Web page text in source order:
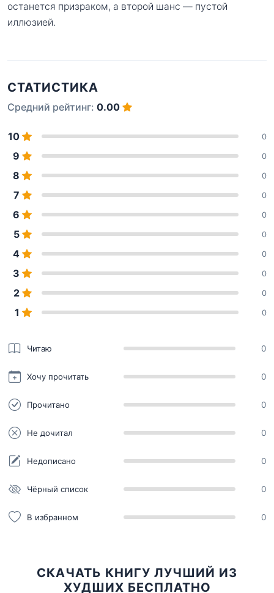
останется призраком, а второй шанс — пустой
иллюзией.
СТАТИСТИКА
Средний рейтинг: 0.00
10 0
9 0
8 0
7 0
6 0
5 0
4 0
3 0
2 0
1 0
Читаю 0
Хочу прочитать 0
Прочитано 0
Не дочитал 0
Недописано 0
Чёрный список 0
В избранном 0
СКАЧАТЬ КНИГУ ЛУЧШИЙ ИЗ
ХУДШИХ БЕСПЛАТНО